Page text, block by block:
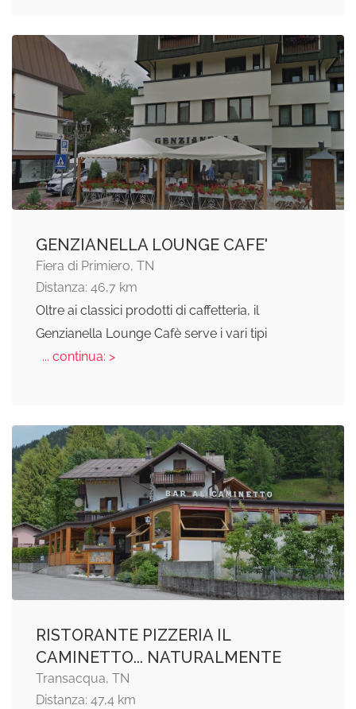
GENZIANELLA LOUNGE CAFE'
Fiera di Primiero, TN
Distanza: 46,7 km
Oltre ai classici prodotti di caffetteria, il
Genzianella Lounge Cafè serve i vari tipi
... continua: >
RISTORANTE PIZZERIA IL
CAMINETTO... NATURALMENTE
Transacqua, TN
Distanza: 47,4 km